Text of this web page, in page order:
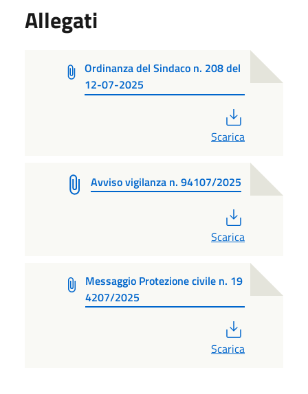
Allegati
Ordinanza del Sindaco n. 208 del
12-07-2025
Scarica
Avviso vigilanza n. 94107/2025
Scarica
Messaggio Protezione civile n. 19
4207/2025
Scarica